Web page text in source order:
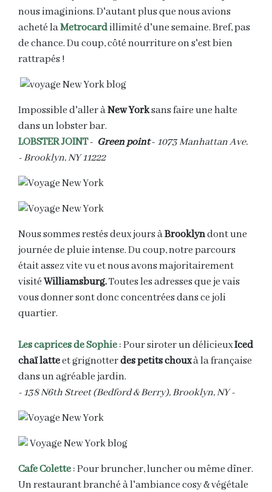
nous imaginions. D'autant plus que nous avions
acheté laMetrocardillimité d'une semaine. Bref, pas
de chance. Du coup, côté nourriture on s'est bien
rattrapés !
Impossible d'aller àNew Yorksans faire une halte
dans un lobster bar.
LOBSTER JOINT- Green point- 1073 Manhattan Ave.
-Brooklyn, NY 11222
Nous sommes restés deux jours àBrooklyndont une
journée de pluie intense. Du coup, notre parcours
était assez vite vu et nous avons majoritairement
visitéWilliamsburg.Toutes les adresses que je vais
vous donner sont donc concentrées dans ce joli
quartier.
Les caprices de Sophie: Pour siroter un délicieuxIced
chaï latteet grignotterdes petits chouxà la française
dans un agréable jardin.
- 138 N6th Street (Bedford & Berry), Brooklyn, NY -
Cafe Colette: Pour bruncher, luncher ou même dîner.
Un restaurant branché à l'ambiance cosy & végétale